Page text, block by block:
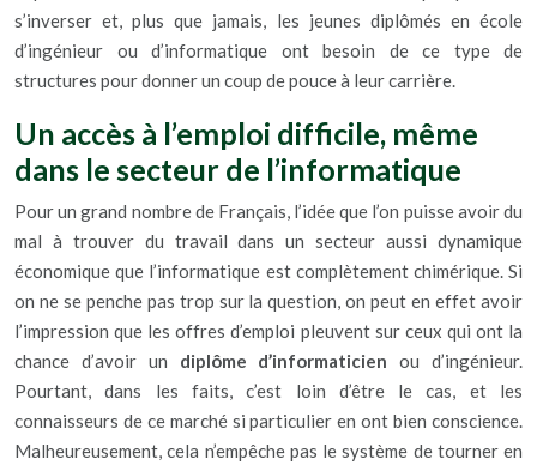
s’inverser et, plus que jamais, les jeunes diplômés en école
d’ingénieur ou d’informatique ont besoin de ce type de
structures pour donner un coup de pouce à leur carrière.
Un accès à l’emploi difficile, même
dans le secteur de l’informatique
Pour un grand nombre de Français, l’idée que l’on puisse avoir du
mal à trouver du travail dans un secteur aussi dynamique
économique que l’informatique est complètement chimérique. Si
on ne se penche pas trop sur la question, on peut en effet avoir
l’impression que les offres d’emploi pleuvent sur ceux qui ont la
chance d’avoir un diplôme d’informaticien ou d’ingénieur.
Pourtant, dans les faits, c’est loin d’être le cas, et les
connaisseurs de ce marché si particulier en ont bien conscience.
Malheureusement, cela n’empêche pas le système de tourner en